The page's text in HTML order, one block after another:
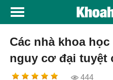
Các nhà khoa
nguy cơ đại tuyệt
444